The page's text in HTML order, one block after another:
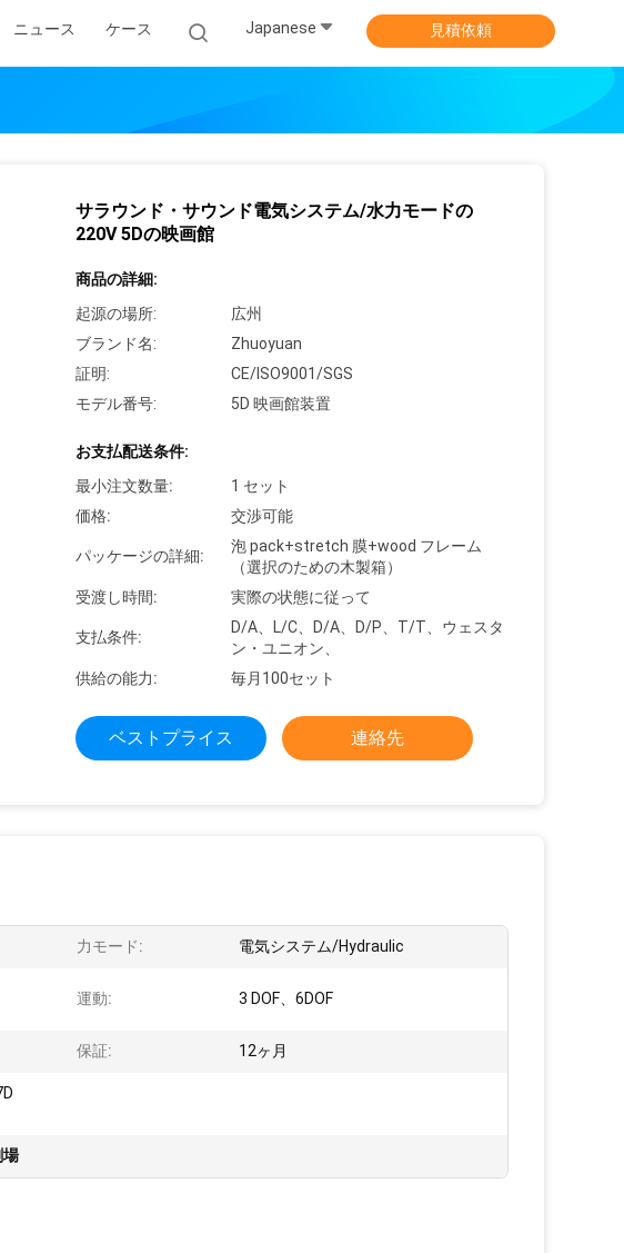
ニュース ケース Japanese 見積依頼
サラウンド・サウンド電気システム/水力モードの
220V 5Dの映画館
商品の詳細:
起源の場所:
広州
ブランド名:
Zhuoyuan
証明:
CE/ISO9001/SGS
モデル番号:
5D 映画館装置
お支払配送条件:
最小注文数量:
1 セット
価格:
交渉可能
パッケージの詳細:
泡 pack+stretch 膜+wood フレーム
（選択のための木製箱）
受渡し時間:
実際の状態に従って
支払条件:
D/A、L/C、D/A、D/P、T/T、ウェスタ
ン・ユニオン、
供給の能力:
毎月100セット
ベストプライス 連絡先
力モード: 電気システム/Hydraulic
運動: 3 DOF、6DOF
保証: 12ヶ月
場